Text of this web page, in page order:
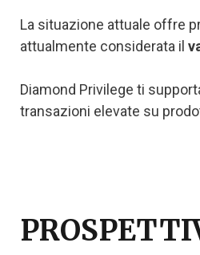
La situazione attuale offre
attualmente considerata il
Diamond Privilege ti
transazioni elevate su